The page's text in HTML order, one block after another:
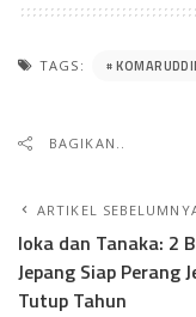
TAGS:
BAGIKAN..
ARTIKEL
Ioka dan Tanaka: 2
Jepang Siap Perang
Tutup Tahun